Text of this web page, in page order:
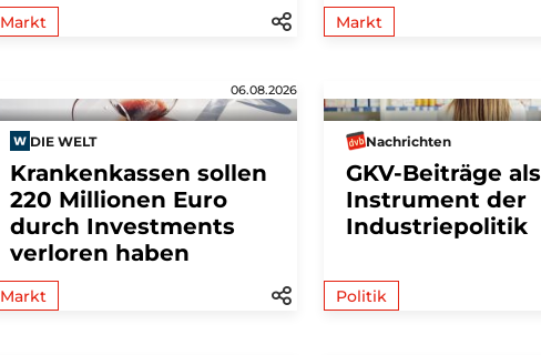
Markt Markt
06.08.2026
DIE WELT
Krankenkassen sollen
220 Millionen Euro
durch Investments
verloren haben
Markt
Nachrichten
GKV-Beiträge als
Instrument der
Industriepolitik
Politik